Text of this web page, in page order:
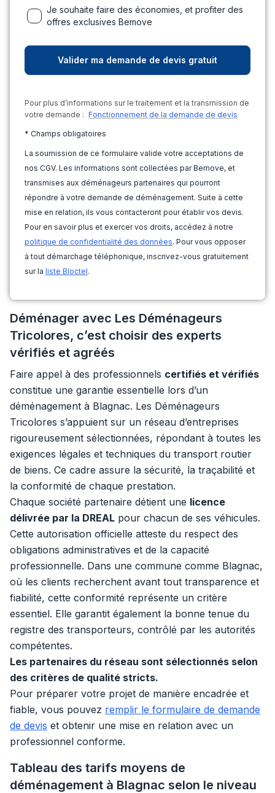
Je souhaite faire des économies, et profiter des
offres exclusives Bemove
Pour plus d’informations sur le traitement et la transmission de
votre demande : Fonctionnement de la demande de devis
* Champs obligatoires
La soumission de ce formulaire valide votre acceptations de
nos CGV. Les informations sont collectées par Bemove, et
transmises aux déménageurs partenaires qui pourront
répondre à votre demande de déménagement. Suite à cette
mise en relation, ils vous contacteront pour établir vos devis.
Pour en savoir plus et exercer vos droits, accédez à notre
politique de confidentialité des données. Pour vous opposer
à tout démarchage téléphonique, inscrivez-vous gratuitement
sur la liste Bloctel.
Déménager avec Les Déménageurs
Tricolores, c’est choisir des experts
vérifiés et agréés
Faire appel à des professionnels certifiés et vérifiés
constitue une garantie essentielle lors d’un
déménagement à Blagnac. Les Déménageurs
Tricolores s’appuient sur un réseau d’entreprises
rigoureusement sélectionnées, répondant à toutes les
exigences légales et techniques du transport routier
de biens. Ce cadre assure la sécurité, la traçabilité et
la conformité de chaque prestation.
Chaque société partenaire détient une licence
délivrée par la DREAL pour chacun de ses véhicules.
Cette autorisation officielle atteste du respect des
obligations administratives et de la capacité
professionnelle. Dans une commune comme Blagnac,
où les clients recherchent avant tout transparence et
fiabilité, cette conformité représente un critère
essentiel. Elle garantit également la bonne tenue du
registre des transporteurs, contrôlé par les autorités
compétentes.
Les partenaires du réseau sont sélectionnés selon
des critères de qualité stricts.
Pour préparer votre projet de manière encadrée et
fiable, vous pouvez remplir le formulaire de demande
de devis et obtenir une mise en relation avec un
professionnel conforme.
Tableau des tarifs moyens de
déménagement à Blagnac selon le niveau